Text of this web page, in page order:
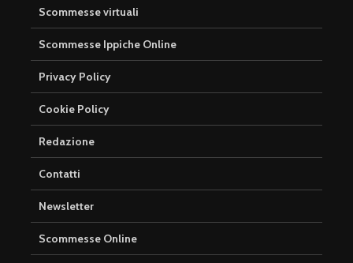
Scommesse virtuali
Scommesse Ippiche Online
Privacy Policy
Cookie Policy
Redazione
Contatti
Newsletter
Scommesse Online